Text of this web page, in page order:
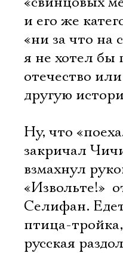
и его же
«ни за что на
я не хотел бы
отечество
другую
Ну, что
закричал
взмахнул
«Извольте!» 
Селифан.
птица-
русская